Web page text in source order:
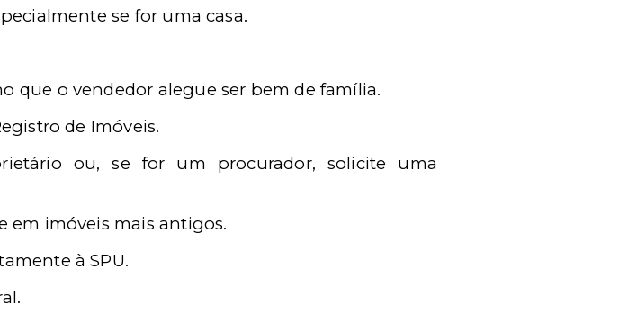
se for uma casa.
que o vendedor alegue ser bem de família.
de Imóveis.
ou, se for um procurador, solicite uma
em imóveis mais antigos.
à SPU.